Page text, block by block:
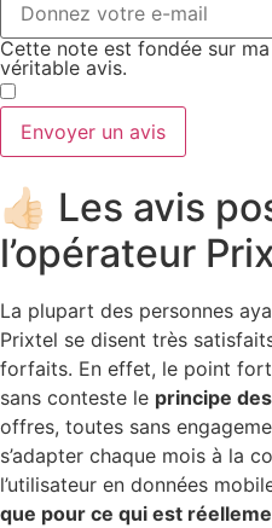
Cette note est fondée sur
véritable avis.
Envoyer un avis
👍🏻 Les avis
l’opérateur
La plupart des personnes
Prixtel se disent très
forfaits. En effet, le point
sans conteste le principe
offres, toutes sans
s’adapter chaque mois à la
l’utilisateur en données
que pour ce qui est